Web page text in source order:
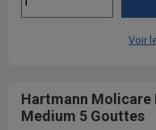
Voir
Hartmann Molicare
Medium 5 Gouttes